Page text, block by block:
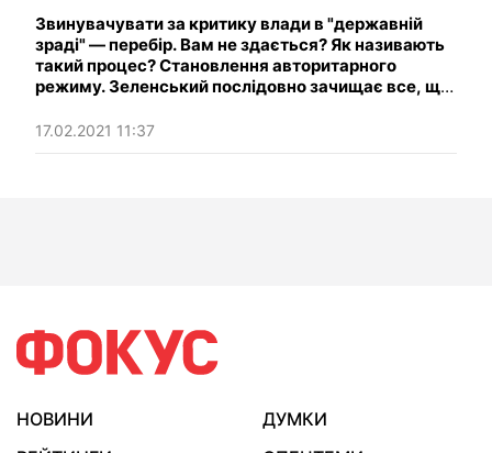
Звинувачувати за критику влади в "державній
зраді" — перебір. Вам не здається? Як називають
такий процес? Становлення авторитарного
режиму. Зеленський послідовно зачищає все, що
Поки ви радієте проблемам Шарія та
Медведчука, ще трохи — і до вас прийдуть.
17.02.2021 11:37
НОВИНИ
ДУМКИ